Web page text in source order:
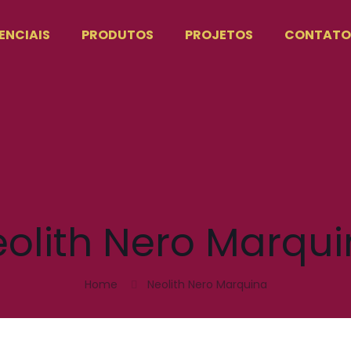
PRODUTOS PROJETOS CONTATO
Nero
Home Neolith Nero Marquina